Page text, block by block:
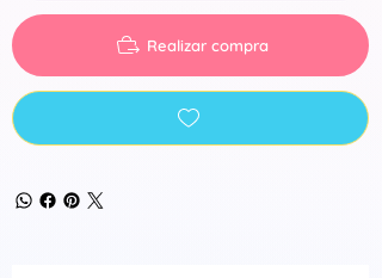
Realizar compra